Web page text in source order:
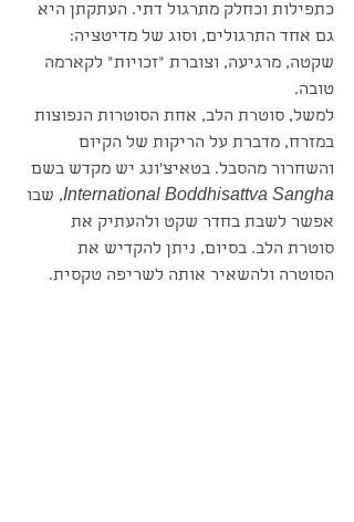
כתפילות וכחלק מתרגול דתי. העתקתן היא
גם אחד התרגולים, וסוג של מדיטציה:
שקטה, מרגיעה, וצוברת "זכויות" לקארמה
טובה.
למשל, סוטרת הלב, אחת הסוטרות הנפוצות
במזרח, מדברת על הריקות של הקיום
והשחרור מהסבל. בטאיצ'ונג יש מקדש בשם
International Boddhisattva Sangha, שבו
אפשר לשבת בחדר שקט ולהעתיק את
סוטרת הלב. בסיום, ניתן להקדיש את
הסוטרה ולהשאיר אותה לשריפה טקסית.